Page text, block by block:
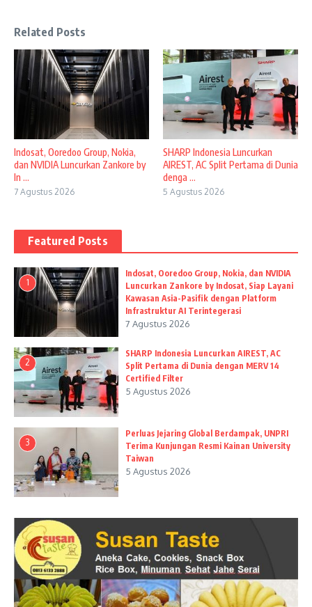
Related Posts
Indosat, Ooredoo Group, Nokia,
dan NVIDIA Luncurkan Zankore by
In ...
7 Agustus 2026
SHARP Indonesia Luncurkan
AIREST, AC Split Pertama di Dunia
denga ...
5 Agustus 2026
Featured Posts
1
Indosat, Ooredoo Group, Nokia, dan NVIDIA
Luncurkan Zankore by Indosat, Siap Layani
Kawasan Asia-Pasifik dengan Platform
Infrastruktur AI Terintegerasi
7 Agustus 2026
2
SHARP Indonesia Luncurkan AIREST, AC
Split Pertama di Dunia dengan MERV 14
Certified Filter
5 Agustus 2026
3
Perluas Jejaring Global Berdampak, UNPRI
Terima Kunjungan Resmi Kainan University
Taiwan
5 Agustus 2026